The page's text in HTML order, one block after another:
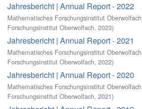
Jahresbericht | Annual Report - 2022
Mathematisches Forschungsinstitut Oberwolfach
Forschungsinstitut Oberwolfach, 2023)
Jahresbericht | Annual Report - 2021
Mathematisches Forschungsinstitut Oberwolfach
Forschungsinstitut Oberwolfach, 2022)
Jahresbericht | Annual Report - 2020
Mathematisches Forschungsinstitut Oberwolfach
Forschungsinstitut Oberwolfach, 2021)